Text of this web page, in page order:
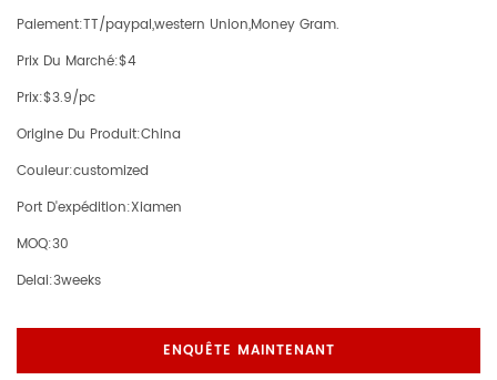
Paiement:TT/paypal,western Union,Money Gram.
Prix Du Marché:$4
Prix:$3.9/pc
Origine Du Produit:China
Couleur:customized
Port D'expédition:Xiamen
MOQ:30
Delai:3weeks
ENQUÊTE MAINTENANT